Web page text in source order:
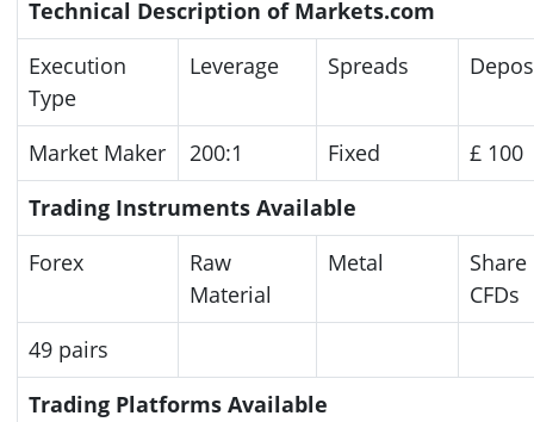
Technical Description of Markets.com
Execution
Type
Leverage Spreads
Market Maker 200:1 Fixed
£ 100
Trading Instruments Available
Forex
Raw
Material
Metal
Share
CFDs
49 pairs
Trading Platforms Available